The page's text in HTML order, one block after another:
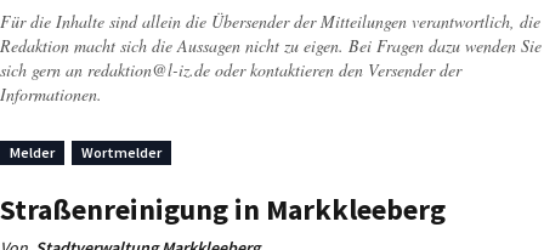
Für die Inhalte sind allein die Übersender der Mitteilungen verantwortlich, die
Redaktion macht sich die Aussagen nicht zu eigen. Bei Fragen dazu wenden Sie
sich gern an redaktion@l-iz.de oder kontaktieren den Versender der
Informationen.
Melder Wortmelder
Straßenreinigung in Markkleeberg